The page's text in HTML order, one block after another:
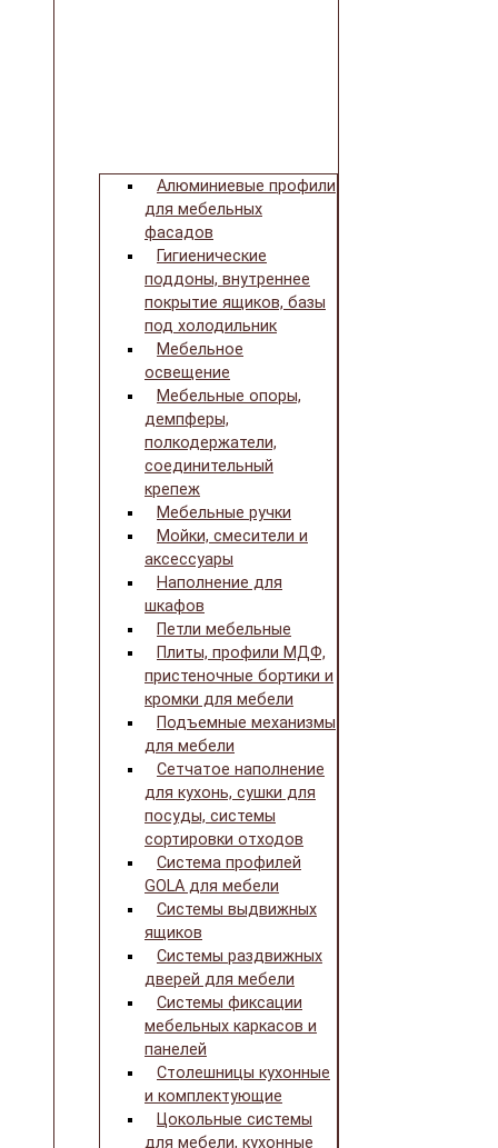
Алюминиевые профили
для мебельных
фасадов
Гигиенические
поддоны, внутреннее
покрытие ящиков, базы
под холодильник
Мебельное
освещение
Мебельные опоры,
демпферы,
полкодержатели,
соединительный
крепеж
Мебельные ручки
Мойки, смесители и
аксессуары
Наполнение для
шкафов
Петли мебельные
Плиты, профили МДФ,
пристеночные бортики и
кромки для мебели
Подъемные механизмы
для мебели
Сетчатое наполнение
для кухонь, сушки для
посуды, системы
сортировки отходов
Система профилей
GOLA для мебели
Системы выдвижных
ящиков
Системы раздвижных
дверей для мебели
Системы фиксации
мебельных каркасов и
панелей
Столешницы кухонные
и комплектующие
Цокольные системы
для мебели, кухонные